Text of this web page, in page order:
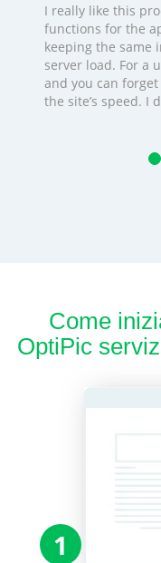
I really like this
functions for the
keeping the same
server load. For a
and you can
the site’s speed. I
Come
OptiPic
1